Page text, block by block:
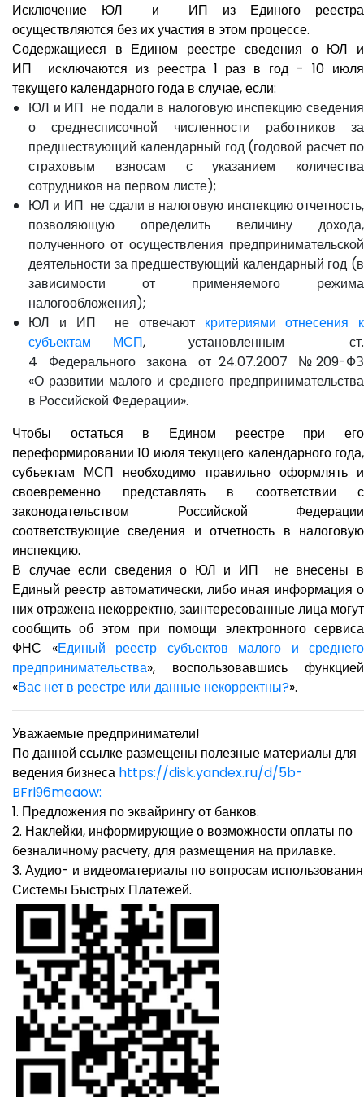
Исключение ЮЛ и ИП из Единого реестра
осуществляются без их участия в этом процессе.
Содержащиеся в Едином реестре сведения о ЮЛ и
ИП исключаются из реестра 1 раз в год - 10 июля
текущего календарного года в случае, если:
ЮЛ и ИП не подали в налоговую инспекцию сведения
о среднесписочной численности работников за
предшествующий календарный год (годовой расчет по
страховым взносам с указанием количества
сотрудников на первом листе);
ЮЛ и ИП не сдали в налоговую инспекцию отчетность,
позволяющую определить величину дохода,
полученного от осуществления предпринимательской
деятельности за предшествующий календарный год (в
зависимости от применяемого режима
налогообложения);
ЮЛ и ИП не отвечают критериями отнесения к
субъектам МСП, установленным ст.
4 Федерального закона от 24.07.2007 № 209-ФЗ
«О развитии малого и среднего предпринимательства
в Российской Федерации».
Чтобы остаться в Едином реестре при его
переформировании 10 июля текущего календарного года,
субъектам МСП необходимо правильно оформлять и
своевременно представлять в соответствии с
законодательством Российской Федерации
соответствующие сведения и отчетность в налоговую
инспекцию.
В случае если сведения о ЮЛ и ИП не внесены в
Единый реестр автоматически, либо иная информация о
них отражена некорректно, заинтересованные лица могут
сообщить об этом при помощи электронного сервиса
ФНС «Единый реестр субъектов малого и среднего
предпринимательства», воспользовавшись функцией
«Вас нет в реестре или данные некорректны?».
Уважаемые предприниматели!
По данной ссылке размещены полезные материалы для
ведения бизнеса https://disk.yandex.ru/d/5b-
BFri96meaow:
1. Предложения по эквайрингу от банков.
2. Наклейки, информирующие о возможности оплаты по
безналичному расчету, для размещения на прилавке.
3. Аудио- и видеоматериалы по вопросам использования
Системы Быстрых Платежей.